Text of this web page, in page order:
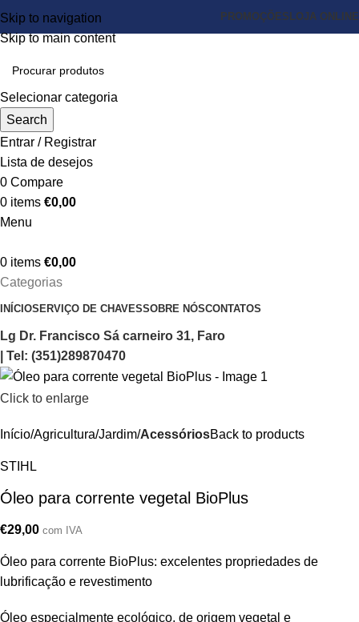
Skip to navigation
Skip to main content
PROMOÇÕES LOJA ONLINE
Selecionar categoria
Search
Entrar / Registrar
Lista de desejos
0 Compare
0 items €0,00
Menu
0 items €0,00
Categorias
INÍCIOSERVIÇO DE CHAVESSOBRE NÓSCONTATOS
Lg Dr. Francisco Sá carneiro 31, Faro
| Tel: (351)289870470
Click to enlarge
Início Agricultura/Jardim AcessóriosBack to products
STIHL
Óleo para corrente vegetal BioPlus
€29,00 com IVA
Óleo para corrente BioPlus: excelentes propriedades de
lubrificação e revestimento
Óleo especialmente ecológico, de origem vegetal e